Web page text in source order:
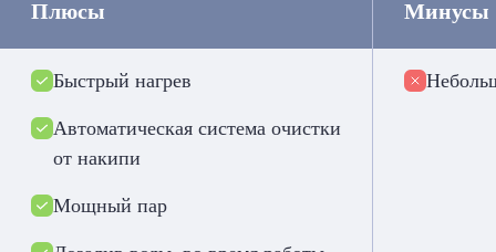
Плюсы
Быстрый нагрев
Автоматическая система очистки
от накипи
Мощный пар
Минусы